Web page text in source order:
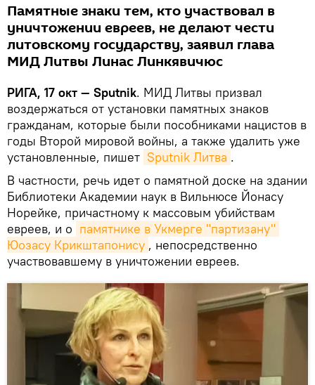
Памятные знаки тем, кто участвовал в
уничтожении евреев, не делают чести
литовскому государству, заявил глава
МИД Литвы Линас Линкявичюс
РИГА, 17 окт — Sputnik. МИД Литвы призвал
воздержаться от установки памятных знаков
гражданам, которые были пособниками нацистов в
годы Второй мировой войны, а также удалить уже
установленные, пишет Sputnik Литва .
В частности, речь идет о памятной доске на здании
Библиотеки Академии наук в Вильнюсе Йонасу
Норейке, причастному к массовым убийствам
евреев, и о памятнике в Укмерге "партизану"
Юозасу Крикштапонису , непосредственно
участвовавшему в уничтожении евреев.